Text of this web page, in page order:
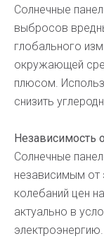
Солнечные
выбросов
глобального
окружающей
плюсом.
снизить
Независимость
Солнечные
независимым от
колебаний цен
актуально в